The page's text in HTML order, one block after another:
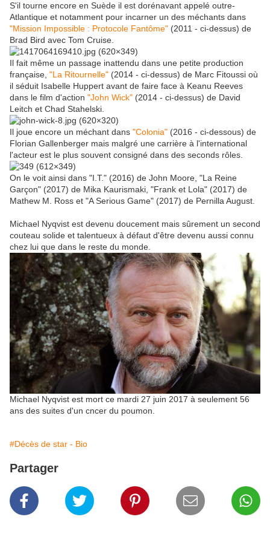
S'il tourne encore en Suède il est dorénavant appelé outre-
Atlantique et notamment pour incarner un des méchants dans
"Mission Impossible : Protocole Fantôme" (2011 - ci-dessus) de
Brad Bird avec Tom Cruise.
Il fait même un passage inattendu dans une petite production
française, "La Ritournelle" (2014 - ci-dessus) de Marc Fitoussi où
il séduit Isabelle Huppert avant de faire face à Keanu Reeves
dans le film d'action "John Wick" (2014 - ci-dessus) de David
Leitch et Chad Stahelski.
Il joue encore un méchant dans "Colonia" (2016 - ci-dessous) de
Florian Gallenberger mais malgré une carrière à l'international
l'acteur est le plus souvent consigné dans des seconds rôles.
On le voit ainsi dans "I.T." (2016) de John Moore, "La Reine
Garçon" (2017) de Mika Kaurismaki, "Frank et Lola" (2017) de
Mathew M. Ross et "A Serious Game" (2017) de Pernilla August.
Michael Nyqvist est devenu doucement mais sûrement un second
couteau solide et talentueux à défaut d'être devenu aussi connu
chez lui que dans le reste du monde.
Michael Nyqvist est mort ce mardi 27 juin 2017 à seulement 56
ans des suites d'un cncer du poumon.
#Décès de star - Bio
Partager